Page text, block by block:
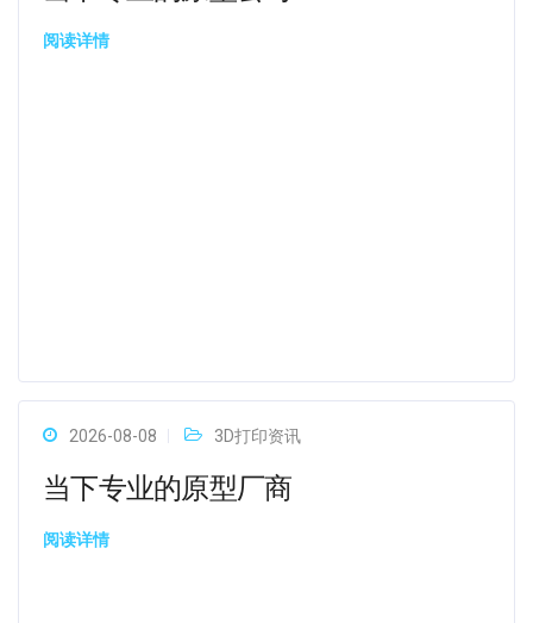
阅读详情
2026-08-08 3D打印资讯
当下专业的原型厂商
阅读详情